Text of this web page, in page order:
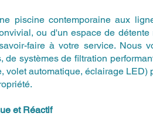
piscine contemporaine aux
ou d'un espace de détente
faire à votre service. Nous
de systèmes de filtration
volet automatique, éclairage LED)
et Réactif